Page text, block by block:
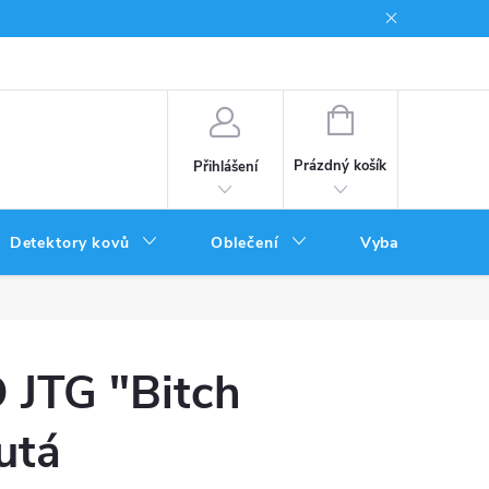
Přihlášení
NÁKUPNÍ
Prázdný košík
Detektory kovů Oblečení Vybavení
JTG "Bitch